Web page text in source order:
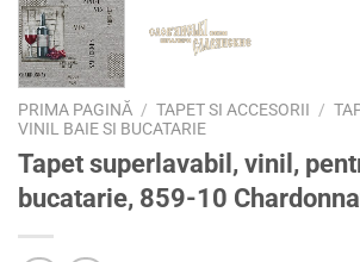
PRIMA PAGINĂ / TAPET SI ACCESORII /
VINIL BAIE SI BUCATARIE
Tapet superlavabil, vinil,
bucatarie, 859-10